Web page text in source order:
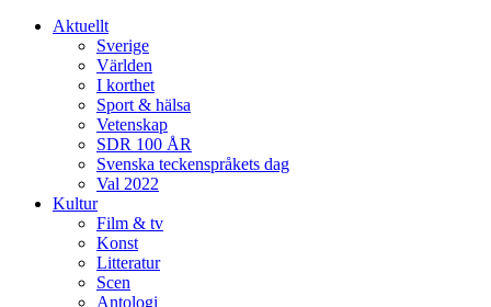
Aktuellt
Sverige
Världen
I korthet
Sport & hälsa
Vetenskap
SDR 100 ÅR
Svenska teckenspråkets dag
Val 2022
Kultur
Film & tv
Konst
Litteratur
Scen
Antologi